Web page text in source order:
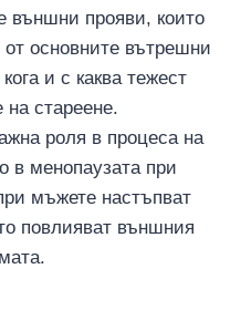
външни прояви, които
от основните вътрешни
и с каква тежест
на стареене.
роля в процеса на
в менопаузата при
мъжете настъпват
повлияват външния